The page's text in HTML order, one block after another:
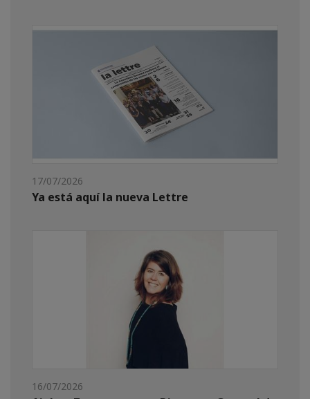
17/07/2026
Ya está aquí la nueva Lettre
16/07/2026